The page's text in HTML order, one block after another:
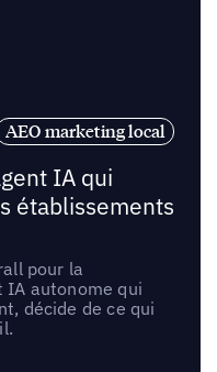
AEO marketing local
IA qui
établissements
pour la
IA autonome qui
décide de ce qui